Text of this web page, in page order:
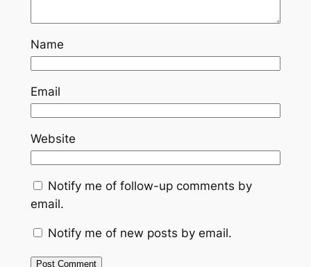
Name
Email
Website
Notify me of follow-up comments by
email.
Notify me of new posts by email.